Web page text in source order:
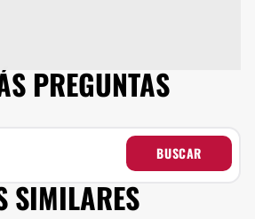
PREGUNTAS
BUSCAR
SIMILARES